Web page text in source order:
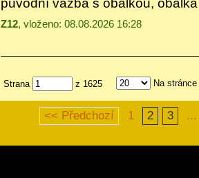
Z12, vloženo: 08.08.2026 16:28
Strana z 1625 Na stránce
<< Předchozí 1 2 3 ...